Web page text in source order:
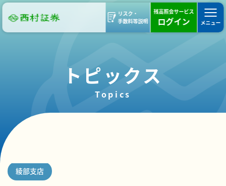
リスク・
手数料等説明
残高照会サービス
ログイン メニュー
トピックス
Topics
綾部支店